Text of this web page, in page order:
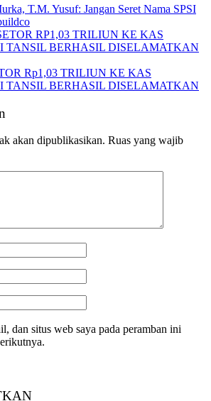
T.M. Yusuf: Jangan Seret Nama SPSI
Rp1,03 TRILIUN KE KAS
TANSIL BERHASIL DISELAMATKAN
akan dipublikasikan. Ruas yang wajib
dan situs web saya pada peramban ini